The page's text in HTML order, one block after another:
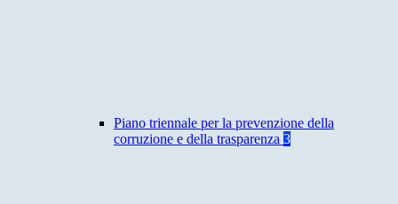
Piano triennale per la prevenzione della
corruzione e della trasparenza 3